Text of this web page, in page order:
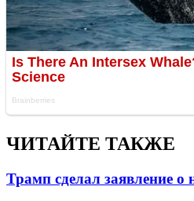
ЧИТАЙТЕ ТАКЖЕ
Трамп сделал заявление